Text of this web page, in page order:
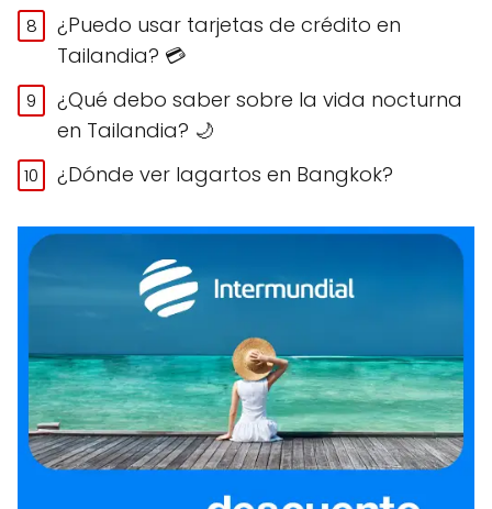
¿Puedo usar tarjetas de crédito en
Tailandia? 💳
¿Qué debo saber sobre la vida nocturna
en Tailandia? 🌙
¿Dónde ver lagartos en Bangkok?